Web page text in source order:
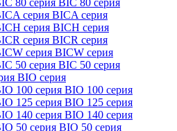
BICA серия
BICH серия
BICR серия
BICW серия
BIC 50 серия
BIO серия
BIO 100 серия
BIO 125 серия
BIO 140 серия
BIO 50 серия